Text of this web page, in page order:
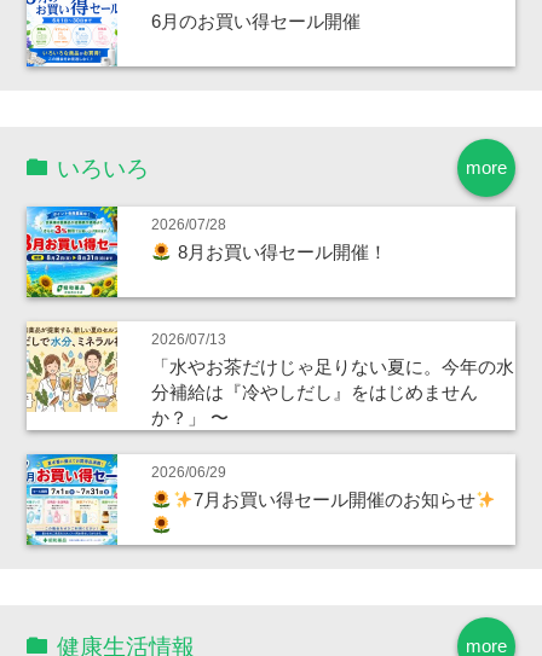
6月のお買い得セール開催
more
いろいろ
2026/07/28
8月お買い得セール開催！
2026/07/13
「水やお茶だけじゃ足りない夏に。今年の水
分補給は『冷やしだし』をはじめません
か？」 〜
2026/06/29
7月お買い得セール開催のお知らせ
more
健康生活情報